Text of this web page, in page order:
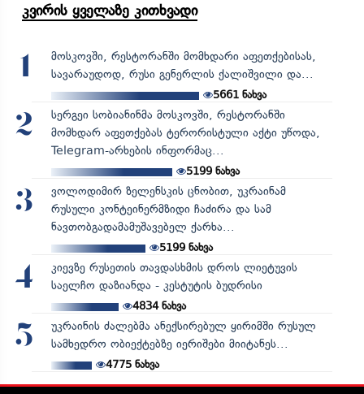
კვირის ყველაზე კითხვადი
1
მოსკოვში, რესტორანში მომხდარი აფეთქებისას,
სავარაუდოდ, რუსი გენერლის ქალიშვილი და...
5661 ნახვა
2
სერგეი სობიანინმა მოსკოვში, რესტორანში
მომხდარ აფეთქებას ტერორისტული აქტი უწოდა,
Telegram-არხების ინფორმაც...
5199ნახვა
3
ვოლოდიმირ ზელენსკის ცნობით, უკრაინამ
რუსული კონტეინერმზიდი ჩაძირა და სამ
ნავთობგადამამუშავებელ ქარხა...
5199ნახვა
4
კიევზე რუსეთის თავდასხმის დროს ლიეტუვის
საელჩო დაზიანდა - კესტუტის ბუდრისი
4834ნახვა
5
უკრაინის ძალებმა ანექსირებულ ყირიმში რუსულ
სამხედრო ობიექტებზე იერიშები მიიტანეს...
4775ნახვა